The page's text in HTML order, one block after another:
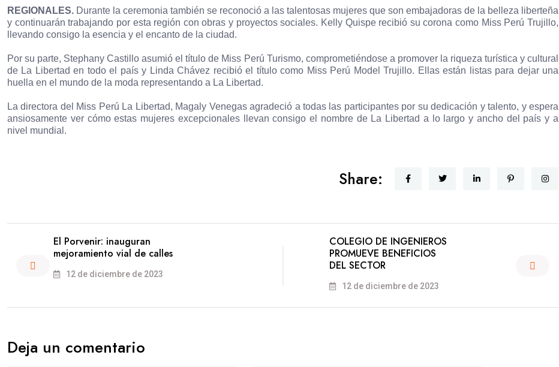
REGIONALES. Durante la ceremonia también se reconoció a las talentosas mujeres que son embajadoras de la belleza liberteña
y continuarán trabajando por esta región con obras y proyectos sociales. Kelly Quispe recibió su corona como Miss Perú Trujillo,
llevando consigo la esencia y el encanto de la ciudad.
Por su parte, Stephany Castillo asumió el título de Miss Perú Turismo, comprometiéndose a promover la riqueza turística y cultural
de La Libertad en todo el país y Linda Chávez recibió el título como Miss Perú Model Trujillo. Ellas están listas para dejar una
huella en el mundo de la moda representando a La Libertad.
La directora del Miss Perú La Libertad, Magaly Venegas agradeció a todas las participantes por su dedicación y talento, y espera
ansiosamente ver cómo estas mujeres excepcionales llevan consigo el nombre de La Libertad a lo largo y ancho del país y a
nivel mundial.
Share:
El Porvenir: inauguran
mejoramiento vial de calles
12 de diciembre de 2023
COLEGIO DE INGENIEROS
PROMUEVE BENEFICIOS
DEL SECTOR
12 de diciembre de 2023
Deja un comentario